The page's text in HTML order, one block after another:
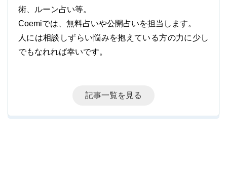
術、ルーン占い等。
Coemiでは、無料占いや公開占いを担当します。
人には相談しずらい悩みを抱えている方の力に少し
でもなれれば幸いです。
記事一覧を見る